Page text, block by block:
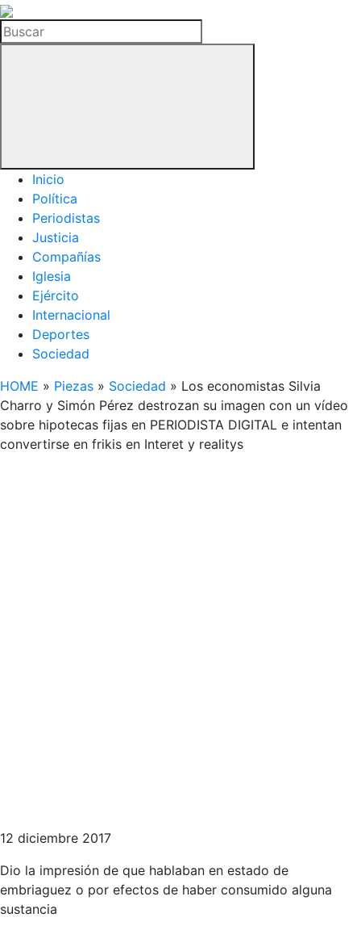
La
Hemeroteca
del
Buscar
Inicio
Política
Periodistas
Justicia
Compañías
Iglesia
Ejército
Internacional
Deportes
Sociedad
HOME » Piezas » Sociedad » Los economistas Silvia
Charro y Simón Pérez destrozan su imagen con un vídeo
sobre hipotecas fijas en PERIODISTA DIGITAL e intentan
convertirse en frikis en Interet y realitys
12 diciembre 2017
Dio la impresión de que hablaban en estado de
embriaguez o por efectos de haber consumido alguna
sustancia